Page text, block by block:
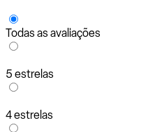
Todas as avaliações
5 estrelas
4 estrelas